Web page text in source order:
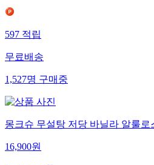
597적립
무료배송
1,527명구매중
몽크슈 무설탕 저당 바닐라 알룰로
16,900원